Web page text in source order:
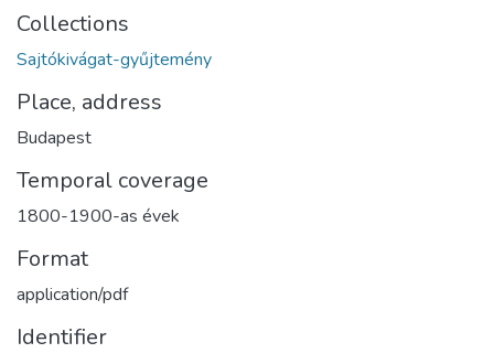
Collections
Sajtókivágat-gyűjtemény
Place, address
Budapest
Temporal coverage
1800-1900-as évek
Format
application/pdf
Identifier